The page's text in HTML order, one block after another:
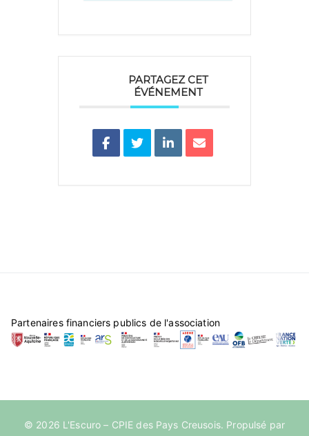
PARTAGEZ CET
ÉVÉNEMENT
Partenaires financiers publics de l'association
© 2026 L'Escuro – CPIE des Pays Creusois. Propulsé par